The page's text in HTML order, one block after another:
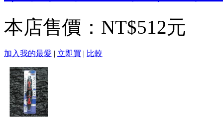
本店售價： NT$512元
加入我的最愛 | 立即買 | 比較